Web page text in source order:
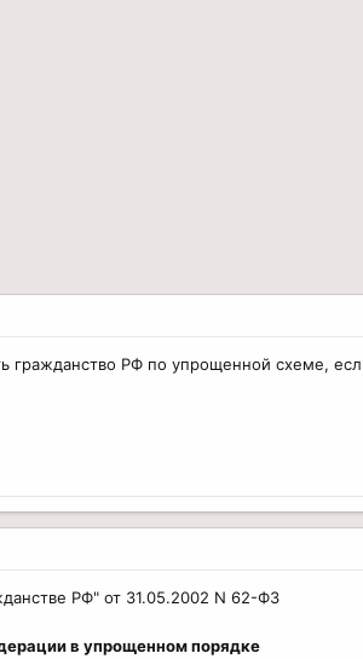
гражданство РФ по упрощенной схеме,
РФ" от 31.05.2002 N 62-ФЗ
в упрощенном порядке